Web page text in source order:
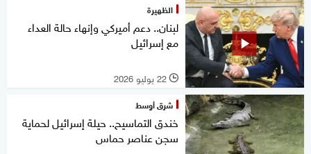
الظهيرة
لبنان.. دعم أميركي وإنهاء حالة العداء
مع إسرائيل
l 22 يوليو 2026
شرق أوسط
خندق التماسيح.. حيلة إسرائيل لحماية
سجن عناصر حماس